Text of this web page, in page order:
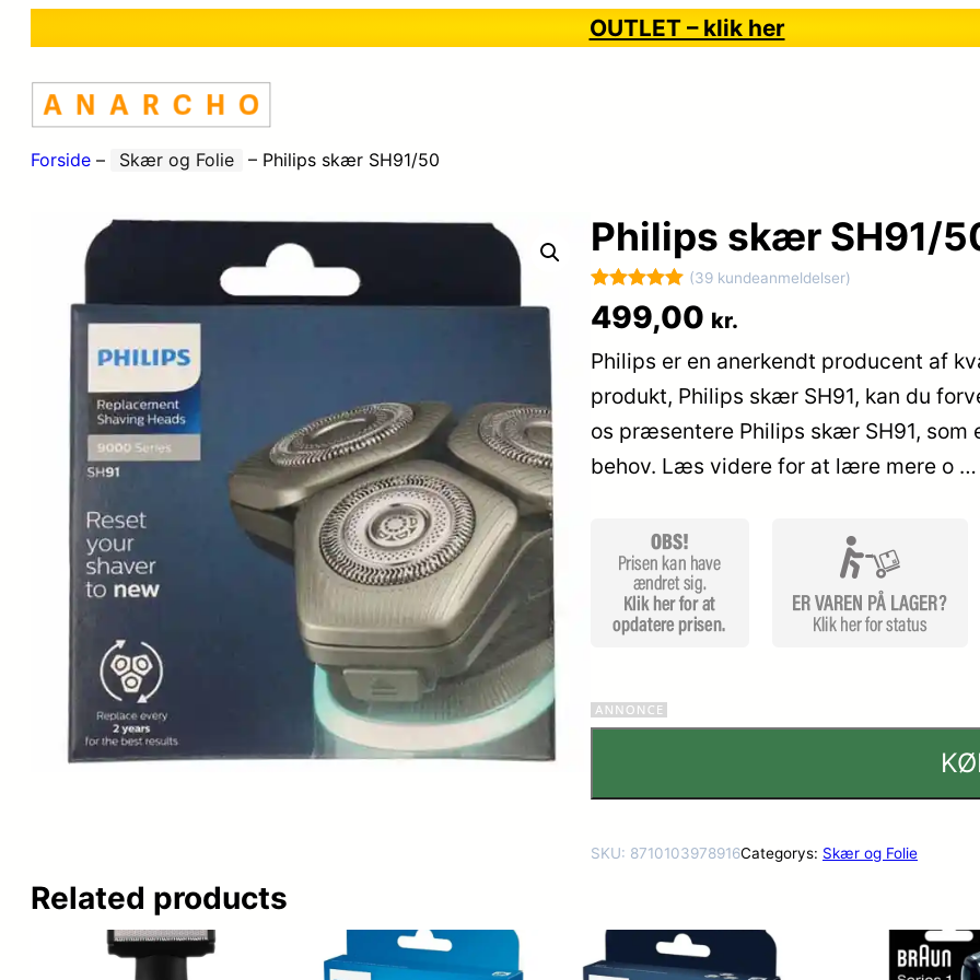
OUTLET – klik her
Forside – Skær og Folie – Philips skær SH91/50
Philips skær SH91/
Bedømt
som5ud
af 5
baseret på
39
kundebedøm
melser
(39 kundeanmeldelser)
499,00 kr.
Philips er en anerkendt producent af
produkt, Philips skær SH91, kan du
os præsentere Philips skær SH91,
behov. Læs videre for at lære mere o
SKU: 8710103978916Categorys: Skær og Folie
Related products